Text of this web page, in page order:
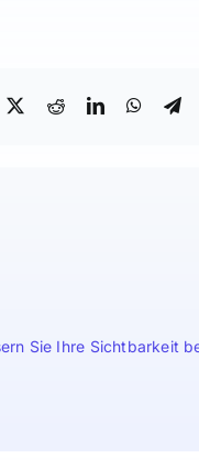
Sie Ihre Sichtbarkeit